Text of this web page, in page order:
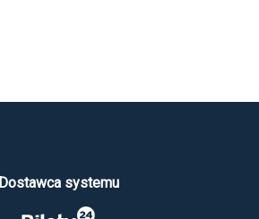
Dostawca systemu